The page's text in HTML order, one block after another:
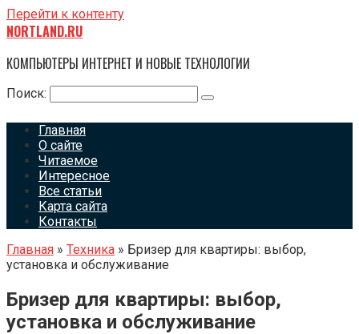
Перейти к контенту
NORTLAND.RU
КОМПЬЮТЕРЫ ИНТЕРНЕТ И НОВЫЕ ТЕХНОЛОГИИ
Поиск:
Главная
О сайте
Читаемое
Интересное
Все статьи
Карта сайта
Контакты
Главная » Техника » Бризер для квартиры: выбор,
установка и обслуживание
Бризер для квартиры: выбор,
установка и обслуживание